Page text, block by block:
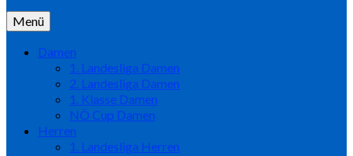
Menü
Damen
1. Landesliga Damen
2. Landesliga Damen
1. Klasse Damen
NÖ Cup Damen
Herren
1. Landesliga Herren